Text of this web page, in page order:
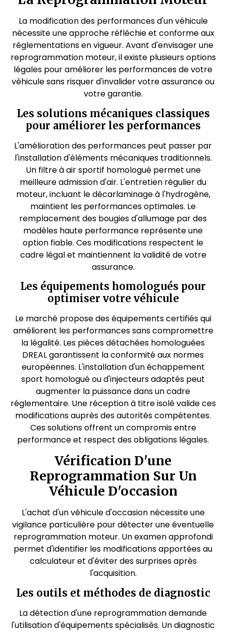
La modification des performances d'un véhicule
nécessite une approche réfléchie et conforme aux
réglementations en vigueur. Avant d'envisager une
reprogrammation moteur, il existe plusieurs options
légales pour améliorer les performances de votre
véhicule sans risquer d'invalider votre assurance ou
votre garantie.
Les solutions mécaniques classiques
pour améliorer les performances
L'amélioration des performances peut passer par
l'installation d'éléments mécaniques traditionnels.
Un filtre à air sportif homologué permet une
meilleure admission d'air. L'entretien régulier du
moteur, incluant le décarlaminage à l'hydrogène,
maintient les performances optimales. Le
remplacement des bougies d'allumage par des
modèles haute performance représente une
option fiable. Ces modifications respectent le
cadre légal et maintiennent la validité de votre
assurance.
Les équipements homologués pour
optimiser votre véhicule
Le marché propose des équipements certifiés qui
améliorent les performances sans compromettre
la légalité. Les pièces détachées homologuées
DREAL garantissent la conformité aux normes
européennes. L'installation d'un échappement
sport homologué ou d'injecteurs adaptés peut
augmenter la puissance dans un cadre
réglementaire. Une réception à titre isolé valide ces
modifications auprès des autorités compétentes.
Ces solutions offrent un compromis entre
performance et respect des obligations légales.
Vérification D'une
Reprogrammation Sur Un
Véhicule D'occasion
L'achat d'un véhicule d'occasion nécessite une
vigilance particulière pour détecter une éventuelle
reprogrammation moteur. Un examen approfondi
permet d'identifier les modifications apportées au
calculateur et d'éviter des surprises après
l'acquisition.
Les outils et méthodes de diagnostic
La détection d'une reprogrammation demande
l'utilisation d'équipements spécialisés. Un diagnostic